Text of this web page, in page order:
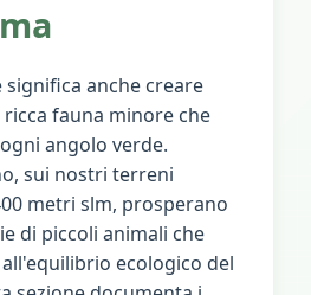
significa anche creare
fauna minore che
angolo verde.
sui nostri terreni
metri slm, prosperano
di piccoli animali che
ecologico del